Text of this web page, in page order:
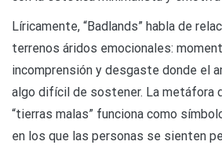
Líricamente, “Badlands” habla de
terrenos áridos emocionales:
incomprensión y desgaste donde el
algo difícil de sostener. La metáfora
“tierras malas” funciona como
en los que las personas se sienten